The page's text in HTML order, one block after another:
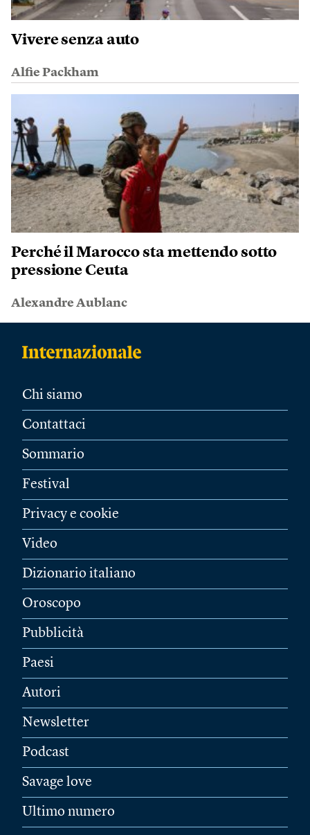
Vivere senza auto
Alfie Packham
Perché il Marocco sta mettendo sotto
pressione Ceuta
Alexandre Aublanc
Chi siamo
Contattaci
Sommario
Festival
Privacy e cookie
Video
Dizionario italiano
Oroscopo
Pubblicità
Paesi
Autori
Newsletter
Podcast
Savage love
Ultimo numero